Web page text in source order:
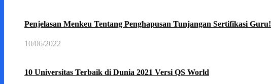
Penjelasan Menkeu Tentang Penghapusan Tunjangan Sertifikasi Guru!
10/06/2022
10 Universitas Terbaik di Dunia 2021 Versi QS World